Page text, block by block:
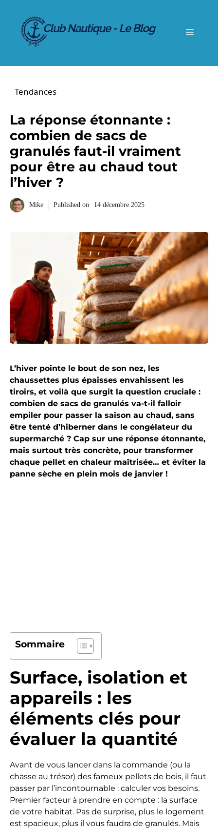
contenu
Menu
Tendances
La réponse étonnante :
combien de sacs de
granulés faut-il vraiment
pour être au chaud tout
l’hiver ?
Mike Published on 14 décembre 2025
L’hiver pointe le bout de son nez, les
chaussettes plus épaisses envahissent les
tiroirs, et voilà que surgit la question cruciale :
combien de sacs de granulés va-t-il falloir
empiler pour passer la saison au chaud, sans
être tenté d’hiberner dans le congélateur du
supermarché ? Cap sur une réponse étonnante,
mais surtout très concrète, pour transformer
chaque pellet en chaleur maîtrisée… et éviter la
panne sèche en plein mois de janvier !
Sommaire
Surface, isolation et
appareils : les
éléments clés pour
évaluer la quantité
Avant de vous lancer dans la commande (ou la
chasse au trésor) des fameux pellets de bois, il faut
passer par l’incontournable : calculer vos besoins.
Premier facteur à prendre en compte : la surface
de votre habitat. Pas de surprise, plus le logement
est spacieux, plus il vous faudra de granulés. Mais